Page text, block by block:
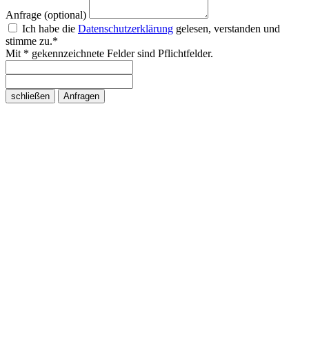
Anfrage (optional)
Ich habe die Datenschutzerklärung gelesen, verstanden und
stimme zu.*
Mit * gekennzeichnete Felder sind Pflichtfelder.
schließen Anfragen